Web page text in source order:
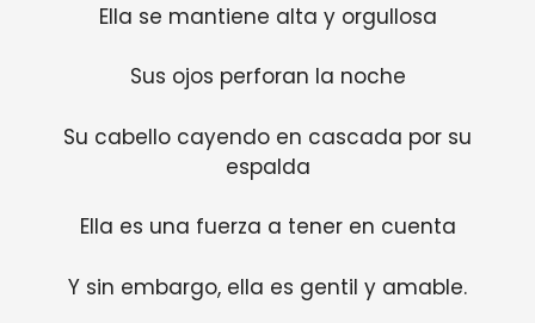
Ella se mantiene alta y orgullosa
Sus ojos perforan la noche
Su cabello cayendo en cascada por su
espalda
Ella es una fuerza a tener en cuenta
Y sin embargo, ella es gentil y amable.